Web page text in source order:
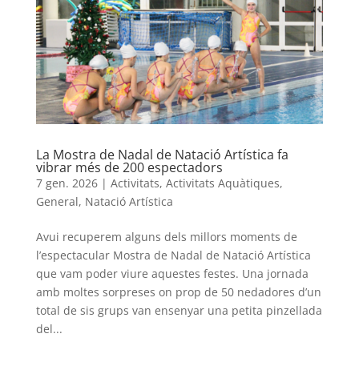
La Mostra de Nadal de Natació Artística fa
vibrar més de 200 espectadors
7 gen. 2026| Activitats, Activitats Aquàtiques,
General, Natació Artística
Avui recuperem alguns dels millors moments de
l’espectacular Mostra de Nadal de Natació Artística
que vam poder viure aquestes festes. Una jornada
amb moltes sorpreses on prop de 50 nedadores d’un
total de sis grups van ensenyar una petita pinzellada
del...